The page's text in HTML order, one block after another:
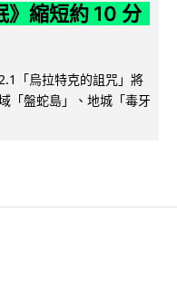
》縮短約 10 分
「烏拉特克的詛咒」將
「盤蛇島」、地城「毒牙